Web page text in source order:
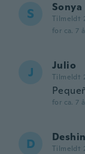
S Sonya
Tilmeldt
for ca. 7
J Julio
Tilmeldt
for ca. 7
D Deshin
Tilmeldt